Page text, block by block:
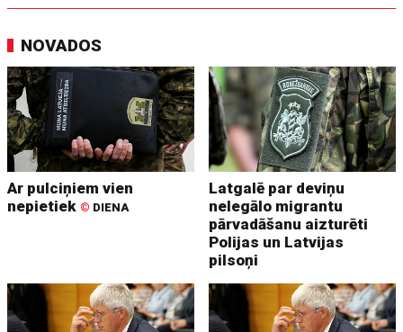
NOVADOS
Ar pulciņiem vien
nepietiek © DIENA
Latgalē par deviņu
nelegālo migrantu
pārvadāšanu aizturēti
Polijas un Latvijas
pilsoņi